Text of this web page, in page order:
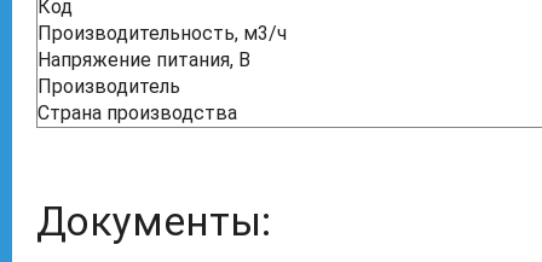
Код
Производительность, м3/ч
Напряжение питания, В
Производитель
Страна производства
Документы: